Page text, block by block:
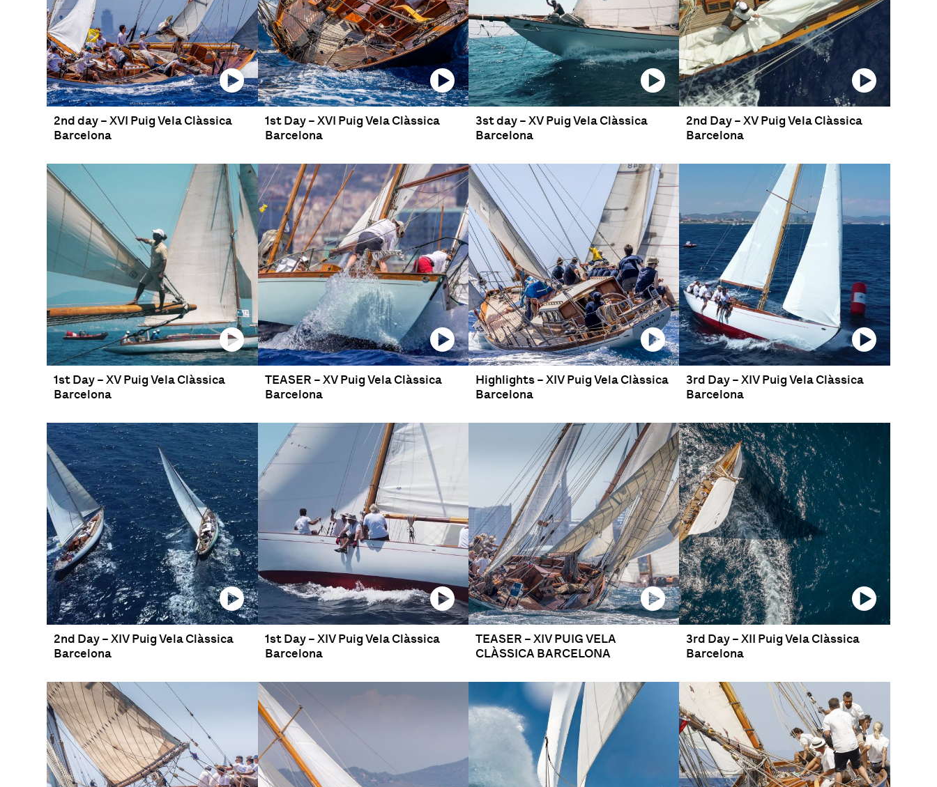
2nd day – XVI Puig Vela Clàssica
Barcelona
1st Day – XVI Puig Vela Clàssica
Barcelona
3st day – XV Puig Vela Clàssica
Barcelona
2nd Day – XV Puig Vela Clàssica
Barcelona
1st Day – XV Puig Vela Clàssica
Barcelona
TEASER – XV Puig Vela Clàssica
Barcelona
Highlights – XIV Puig Vela Clàssica
Barcelona
3rd Day – XIV Puig Vela Clàssica
Barcelona
2nd Day – XIV Puig Vela Clàssica
Barcelona
1st Day – XIV Puig Vela Clàssica
Barcelona
TEASER – XIV PUIG VELA
CLÀSSICA BARCELONA
3rd Day – XII Puig Vela Clàssica
Barcelona